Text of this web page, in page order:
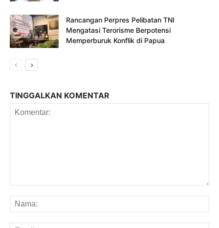
Rancangan Perpres Pelibatan TNI
Mengatasi Terorisme Berpotensi
Memperburuk Konflik di Papua
TINGGALKAN KOMENTAR